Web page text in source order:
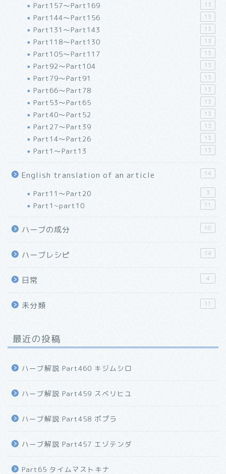
Part157～Part169 13
Part144～Part156 13
Part131～Part143 13
Part118～Part130 13
Part105～Part117 13
Part92～Part104 13
Part79～Part91 13
Part66～Part78 13
Part53～Part65 13
Part40～Part52 13
Part27～Part39 13
Part14～Part26 13
Part1～Part13 13
English translation of an article 14
Part11～Part20 3
Part1~part10 11
ハーブの成分 10
ハーブレシピ 14
日常 4
未分類 11
最近の投稿
ハーブ解説 Part460 キジムシロ
ハーブ解説 Part459 スベリヒユ
ハーブ解説 Part458 ポプラ
ハーブ解説 Part457 エゾテンダ
Part65 タイムマストキナ